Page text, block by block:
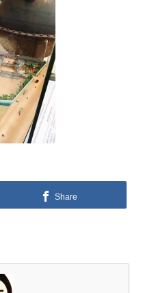
Share